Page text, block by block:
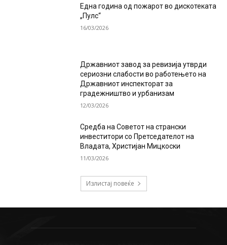
Една година од пожарот во дискотеката
„Пулс“
16/03/2026
Државниот завод за ревизија утврди
сериозни слабости во работењето на
Државниот инспекторат за
градежништво и урбанизам
12/03/2026
Средба на Советот на странски
инвеститори со Претседателот на
Владата, Христијан Мицкоски
11/03/2026
Излистај повеќе